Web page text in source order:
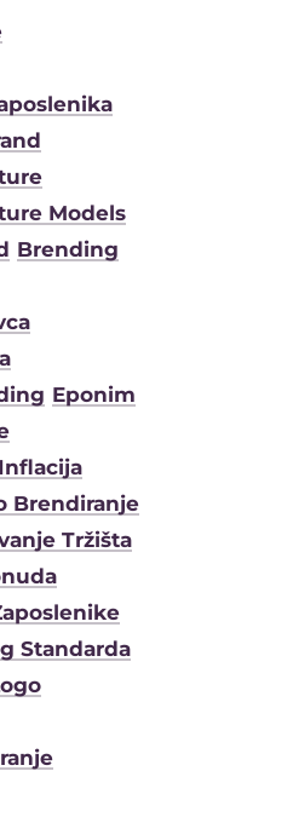
Models
Brending
Eponim
Inflacija
Brendiranje
Tržišta
Standarda